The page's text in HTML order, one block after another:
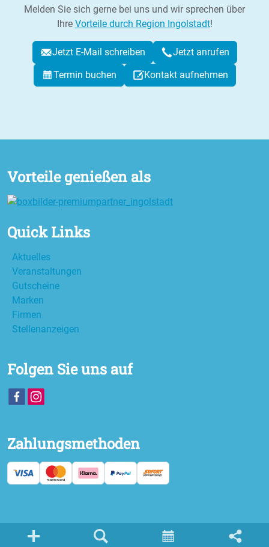
Melden Sie sich gerne bei uns und wir sprechen über
Ihre Vorteile durch Region Ingolstadt!
Jetzt E-Mail schreiben
Jetzt anrufen
Termin buchen
Kontakt aufnehmen
Vorteile genießen als
Quick Links
Aktuelles
Veranstaltungen
Gutscheine
Marken
Firmen
Stellenanzeigen
Folgen Sie uns auf
Zahlungsmethoden